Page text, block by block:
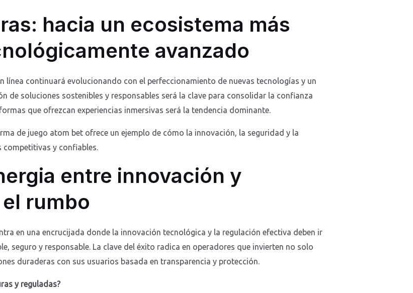
hacia un ecosistema más
avanzado
línea continuará evolucionando con el perfeccionamiento de nuevas tecnologías y un
de soluciones sostenibles y responsables será la clave para consolidar la confianza
que ofrezcan experiencias inmersivas será la tendencia dominante.
de juego atom bet ofrece un ejemplo de cómo la innovación, la seguridad y la
competitivas y confiables.
entre innovación y
rumbo
en una encrucijada donde la innovación tecnológica y la regulación efectiva deben ir
seguro y responsable. La clave del éxito radica en operadores que invierten no solo
duraderas con sus usuarios basada en transparencia y protección.
y reguladas?